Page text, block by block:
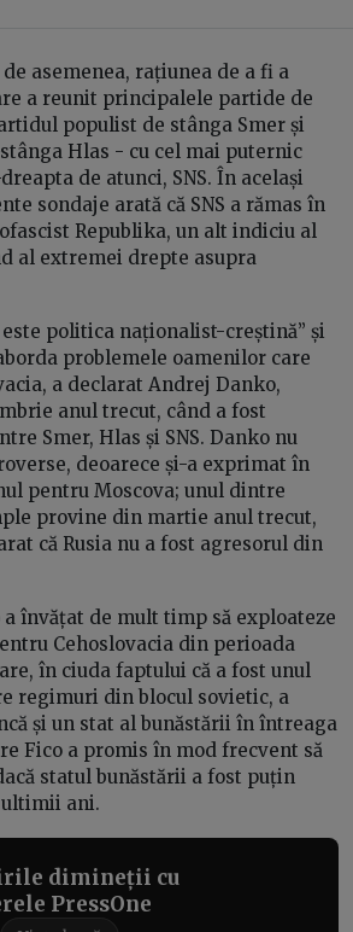
asemenea, rațiunea de a fi a
a reunit principalele partide de
populist de stânga Smer și
Hlas - cu cel mai puternic
de atunci, SNS. În același
sondaje arată că SNS a rămas în
Republika, un alt indiciu al
al extremei drepte asupra
este politica naționalist-creștină” și
problemele oamenilor care
a declarat Andrej Danko,
anul trecut, când a fost
Smer, Hlas și SNS. Danko nu
deoarece și-a exprimat în
pentru Moscova; unul dintre
provine din martie anul trecut,
că Rusia nu a fost agresorul din
a învățat de mult timp să exploateze
Cehoslovacia din perioada
în ciuda faptului că a fost unul
regimuri din blocul sovietic, a
și un stat al bunăstării în întreaga
Fico a promis în mod frecvent să
statul bunăstării a fost puțin
ani.
dimineții cu
PressOne